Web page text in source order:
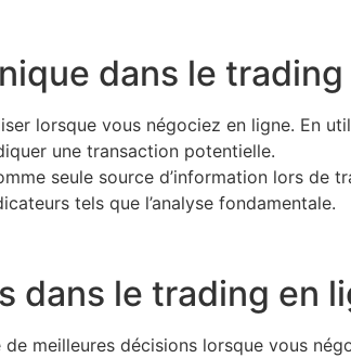
dans le
lorsque vous négociez en ligne. En
une transaction potentielle.
seule source d’information lors de
tels que l’analyse fondamentale.
dans le trading en
meilleures décisions lorsque vous